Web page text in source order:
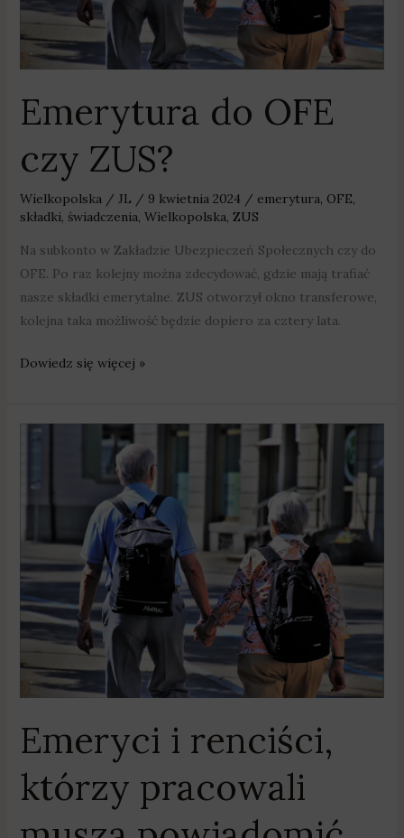
Emerytura do OFE
czy ZUS?
Wielkopolska/ JL / 9 kwietnia 2024 / emerytura, OFE,
składki, świadczenia, Wielkopolska, ZUS
Na subkonto w Zakładzie Ubezpieczeń Społecznych czy do
OFE. Po raz kolejny można zdecydować, gdzie mają trafiać
nasze składki emerytalne. ZUS otworzył okno transferowe,
kolejna taka możliwość będzie dopiero za cztery lata.
Dowiedz się więcej »
Emeryci i renciści,
którzy pracowali
Emeryci
którzy
powiadomić
ZUS